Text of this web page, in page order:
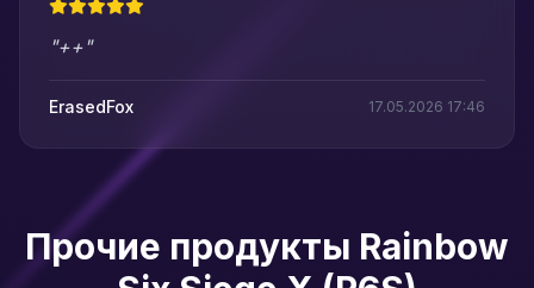
"++"
ErasedFox 17.05.2026 17:46
Прочие продукты Rainbow